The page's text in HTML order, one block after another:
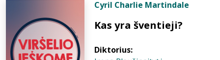
Cyril Charlie Martindale
Kas yra šventieji?
Diktorius: